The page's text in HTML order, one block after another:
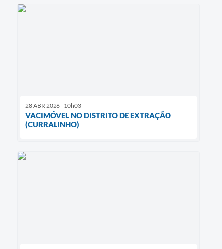
28 ABR 2026 - 10h03
VACIMÓVEL NO DISTRITO DE EXTRAÇÃO
(CURRALINHO)